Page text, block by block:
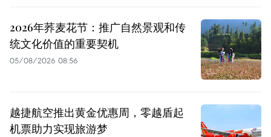
2026年荞麦花节：推广自然景观和传
统文化价值的重要契机
05/08/2026 08:56
越捷航空推出黄金优惠周，零越盾起
机票助力实现旅游梦